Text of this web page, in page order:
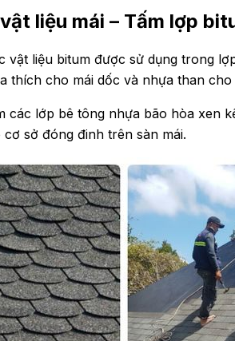
AHI
liệu mái – Tấm lợp
vật liệu bitum được sử dụng trong
thích cho mái dốc và nhựa than cho
các lớp bê tông nhựa bão hòa xen
sở đóng đinh trên sàn mái.